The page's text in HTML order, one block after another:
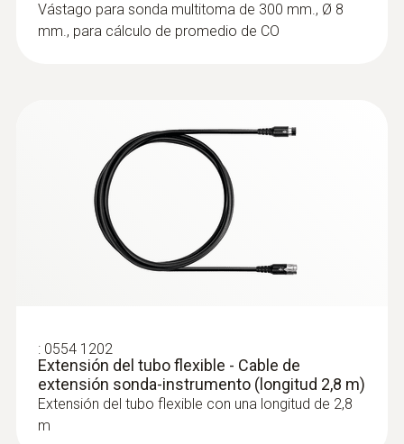
0633 3004 82
testo 300 Longlife - Analizador de
gases de combustión (O2, CO hasta
15.000 ppm, posibilidad de ampliación
Vástago para sonda multitoma de 300 mm., Ø 8
mm., para cálculo de promedio de CO
: 0554 1202
Extensión del tubo flexible - Cable de
extensión sonda-instrumento (longitud 2,8 m)
Extensión del tubo flexible con una longitud de 2,8
m